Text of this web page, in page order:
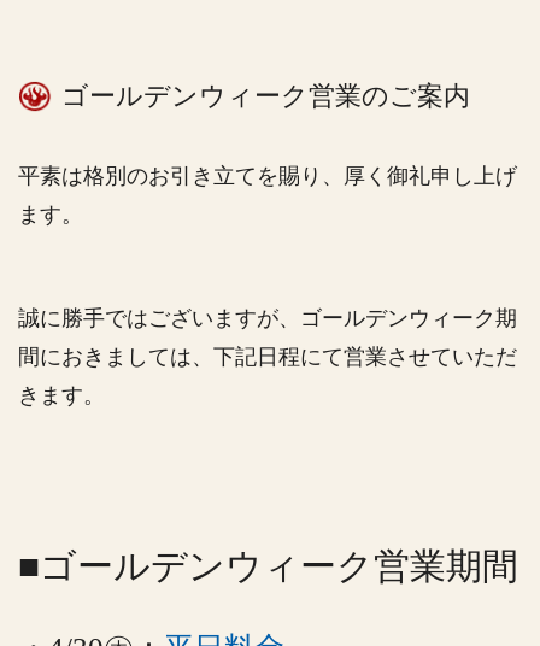
ゴールデンウィーク営業のご案内
平素は格別のお引き立てを賜り、厚く御礼申し上げ
ます。
誠に勝手ではございますが、ゴールデンウィーク期
間におきましては、下記日程にて営業させていただ
きます。
■ゴールデンウィーク営業期間